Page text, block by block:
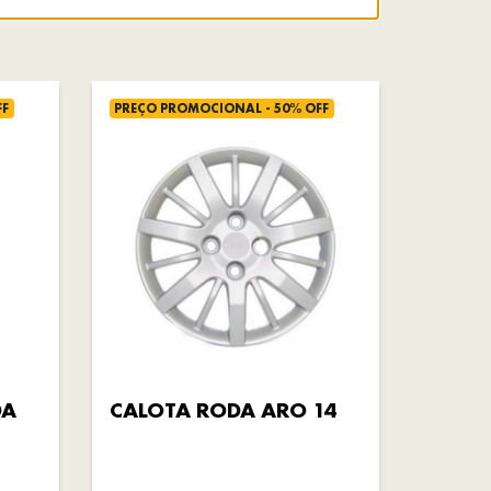
PREÇO PROMOCIONAL - 50% OFF
CALOTA RODA ARO 14